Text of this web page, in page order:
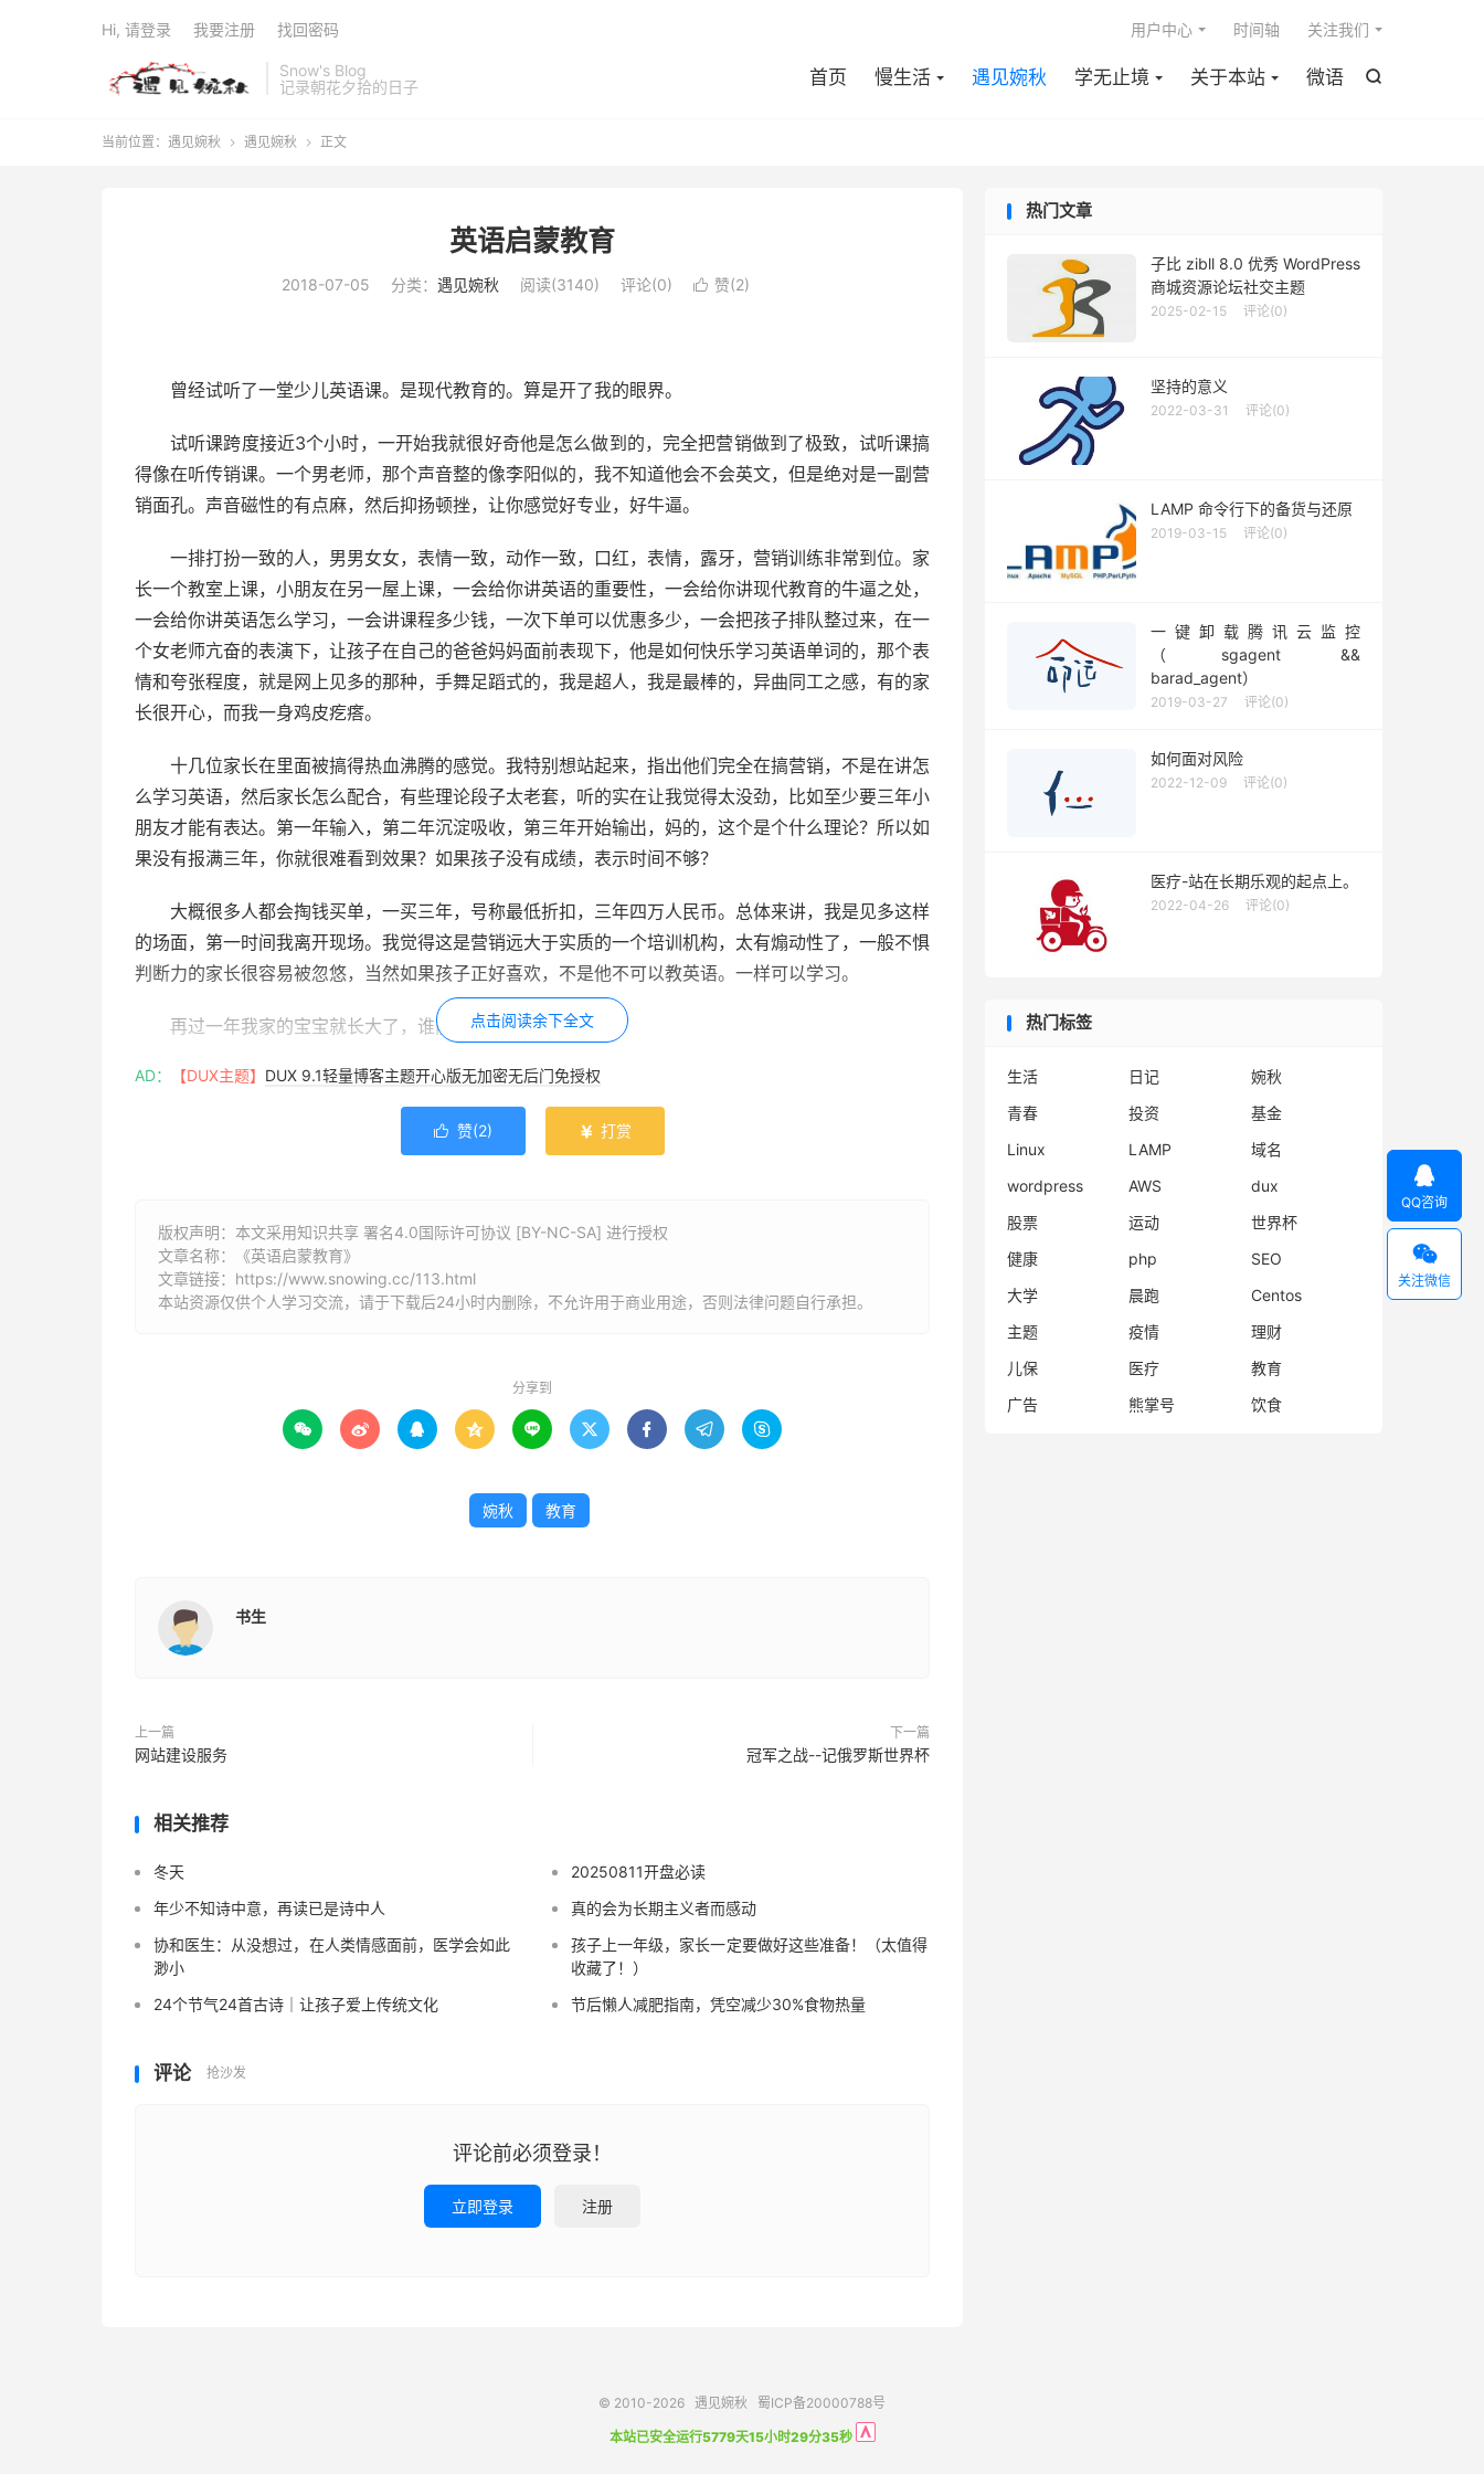
Snow's Blog
记录朝花夕拾的日子

首页 慢生活 遇见婉秋 学无止境 关于本站 微语
用户中心 时间轴 关注我们
Hi, 请登录 我要注册 找回密码
当前位置： 遇见婉秋  遇见婉秋  正文
英语启蒙教育
2018-07-05 分类： 遇见婉秋 阅读(3140) 评论(0)  赞(2)
曾经试听了一堂少儿英语课。是现代教育的。算是开了我的眼界。
试听课跨度接近3个小时，一开始我就很好奇他是怎么做到的，完全把营销做到了极致，试听课搞
得像在听传销课。一个男老师，那个声音整的像李阳似的，我不知道他会不会英文，但是绝对是一副营
销面孔。声音磁性的有点麻，然后抑扬顿挫，让你感觉好专业，好牛逼。
一排打扮一致的人，男男女女，表情一致，动作一致，口红，表情，露牙，营销训练非常到位。家
长一个教室上课，小朋友在另一屋上课，一会给你讲英语的重要性，一会给你讲现代教育的牛逼之处，
一会给你讲英语怎么学习，一会讲课程多少钱，一次下单可以优惠多少，一会把孩子排队整过来，在一
个女老师亢奋的表演下，让孩子在自己的爸爸妈妈面前表现下，他是如何快乐学习英语单词的，那个表
情和夸张程度，就是网上见多的那种，手舞足蹈式的，我是超人，我是最棒的，异曲同工之感，有的家
长很开心，而我一身鸡皮疙瘩。
十几位家长在里面被搞得热血沸腾的感觉。我特别想站起来，指出他们完全在搞营销，不是在讲怎
么学习英语，然后家长怎么配合，有些理论段子太老套，听的实在让我觉得太没劲，比如至少要三年小
朋友才能有表达。第一年输入，第二年沉淀吸收，第三年开始输出，妈的，这个是个什么理论？所以如
果没有报满三年，你就很难看到效果？如果孩子没有成绩，表示时间不够？
大概很多人都会掏钱买单，一买三年，号称最低折扣，三年四万人民币。总体来讲，我是见多这样
的场面，第一时间我离开现场。我觉得这是营销远大于实质的一个培训机构，太有煽动性了，一般不惧
判断力的家长很容易被忽悠，当然如果孩子正好喜欢，不是他不可以教英语。一样可以学习。
再过一年我家的宝宝就长大了，谁能教他启蒙英语？
点击阅读余下全文
AD： 【DUX主题】 DUX 9.1轻量博客主题开心版无加密无后门免授权
 赞(2)  打赏
版权声明：本文采用知识共享 署名4.0国际许可协议 [BY-NC-SA] 进行授权
文章名称：《英语启蒙教育》
文章链接： https://www.snowing.cc/113.html
本站资源仅供个人学习交流，请于下载后24小时内删除，不允许用于商业用途，否则法律问题自行承担。
分享到
        
婉秋 教育
书生
上一篇
网站建设服务
下一篇
冠军之战--记俄罗斯世界杯
相关推荐
冬天
20250811开盘必读
年少不知诗中意，再读已是诗中人
真的会为长期主义者而感动
协和医生：从没想过，在人类情感面前，医学会如此
渺小
孩子上一年级，家长一定要做好这些准备！（太值得
收藏了！）
24个节气24首古诗｜让孩子爱上传统文化
节后懒人减肥指南，凭空减少30%食物热量
评论 抢沙发
评论前必须登录！
立即登录 注册
热门文章
子比 zibll 8.0 优秀 WordPress
商城资源论坛社交主题
2025-02-15 评论(0)
坚持的意义
2022-03-31 评论(0)
LAMP 命令行下的备货与还原
2019-03-15 评论(0)
一键卸载腾讯云监控
（sgagent &&
barad_agent）
2019-03-27 评论(0)
如何面对风险
2022-12-09 评论(0)
医疗-站在长期乐观的起点上。
2022-04-26 评论(0)
热门标签
生活 日记
婉秋
青春
投资
基金
Linux
LAMP
域名
wordpress
AWS
dux
股票
运动
世界杯
健康
php
SEO
大学
晨跑
Centos
主题
疫情
理财
儿保
医疗
教育
广告
熊掌号 饮食
© 2010-2026 遇见婉秋 蜀ICP备20000788号
本站已安全运行5779天15小时29分36秒

QQ咨询

关注微信